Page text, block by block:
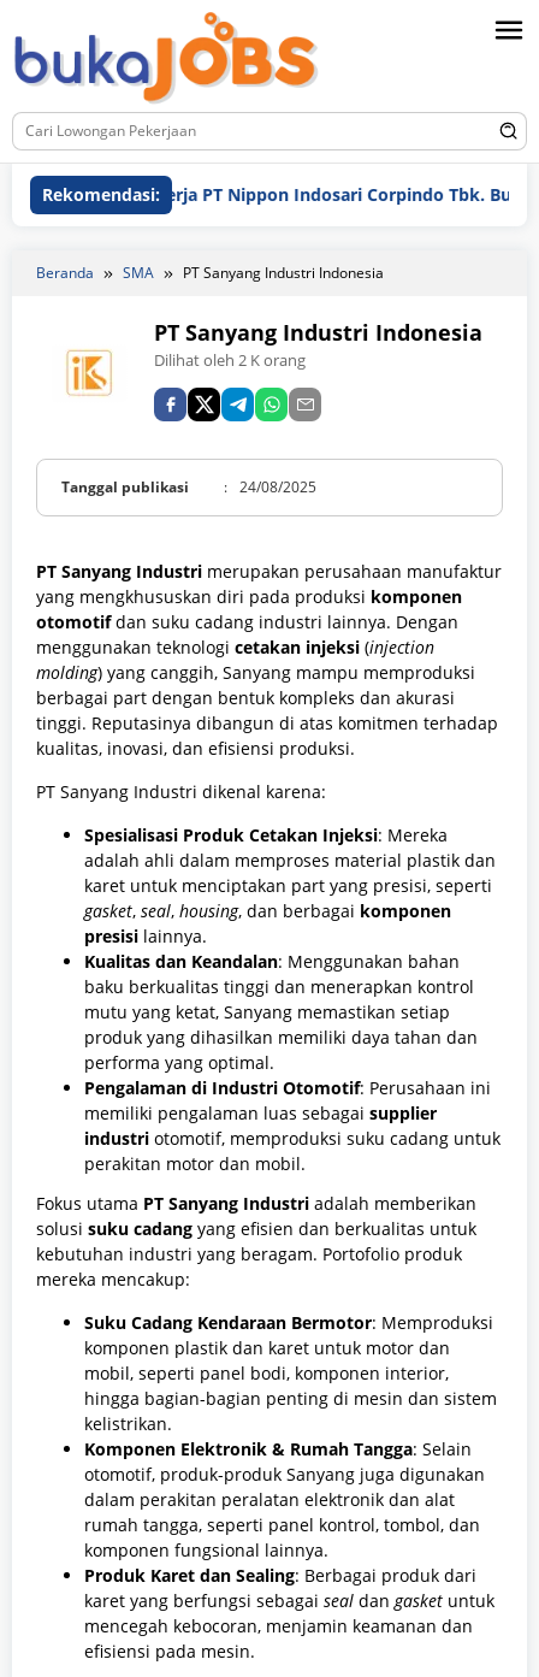
ke
konten
Rekomendasi:
Lowongan Kerja PT Nippon Indosari Corpindo Tbk. Bulan
Beranda SMA PT Sanyang Industri Indonesia
PT Sanyang Industri Indonesia
Dilihat oleh 2 K orang
Tanggal publikasi : 24/08/2025
PT Sanyang Industri merupakan perusahaan manufaktur
yang mengkhususkan diri pada produksi komponen
otomotifdan suku cadang industri lainnya. Dengan
menggunakan teknologi cetakan injeksi (injection
molding) yang canggih, Sanyang mampu memproduksi
berbagai part dengan bentuk kompleks dan akurasi
tinggi. Reputasinya dibangun di atas komitmen terhadap
kualitas, inovasi, dan efisiensi produksi.
PT Sanyang Industri dikenal karena:
Spesialisasi Produk Cetakan Injeksi: Mereka
adalah ahli dalam memproses material plastik dan
karet untuk menciptakan part yang presisi, seperti
gasket, seal, housing, dan berbagai komponen
presisi lainnya.
Kualitas dan Keandalan: Menggunakan bahan
baku berkualitas tinggi dan menerapkan kontrol
mutu yang ketat, Sanyang memastikan setiap
produk yang dihasilkan memiliki daya tahan dan
performa yang optimal.
Pengalaman di Industri Otomotif: Perusahaan ini
memiliki pengalaman luas sebagai supplier
industri otomotif, memproduksi suku cadang untuk
perakitan motor dan mobil.
Fokus utama PT Sanyang Industri adalah memberikan
solusi suku cadang yang efisien dan berkualitas untuk
kebutuhan industri yang beragam. Portofolio produk
mereka mencakup:
Suku Cadang Kendaraan Bermotor: Memproduksi
komponen plastik dan karet untuk motor dan
mobil, seperti panel bodi, komponen interior,
hingga bagian-bagian penting di mesin dan sistem
kelistrikan.
Komponen Elektronik & Rumah Tangga: Selain
otomotif, produk-produk Sanyang juga digunakan
dalam perakitan peralatan elektronik dan alat
rumah tangga, seperti panel kontrol, tombol, dan
komponen fungsional lainnya.
Produk Karet dan Sealing: Berbagai produk dari
karet yang berfungsi sebagai seal dan gasket untuk
mencegah kebocoran, menjamin keamanan dan
efisiensi pada mesin.